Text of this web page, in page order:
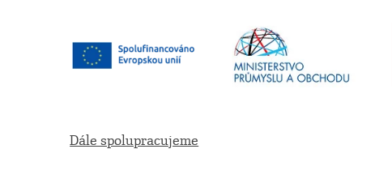
Dále spolupracujeme